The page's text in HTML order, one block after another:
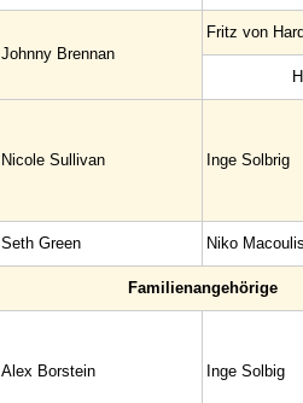
Johnny Brennan
Fritz von
Nicole Sullivan Inge Solbrig
Seth Green Niko
Familienangehörige
Alex Borstein Inge Solbig